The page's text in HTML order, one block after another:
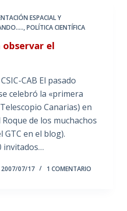
ESPACIAL Y
,POLÍTICA CIENTÍFICA
observar el
CAB El pasado
celebró la «primera
Canarias) en
de los muchachos
GTC en el blog).
invitados…
2007/07/17 1 COMENTARIO